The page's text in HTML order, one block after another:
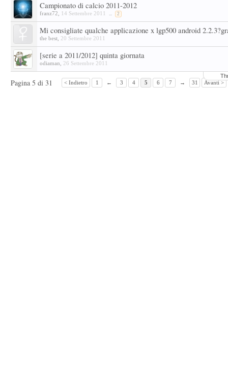
Campionato di calcio 2011-2012
franz72 14 Settembre 2011 ... 2
Mi consigliate qualche applicazione x lgp500 android
the best 20 Settembre 2011
[serie a 2011/2012] quinta giornata
odiaman 26 Settembre 2011
Pagina 5 di 31 < Indietro 1 ← 3 4 5 6 7 → 31 Avanti >